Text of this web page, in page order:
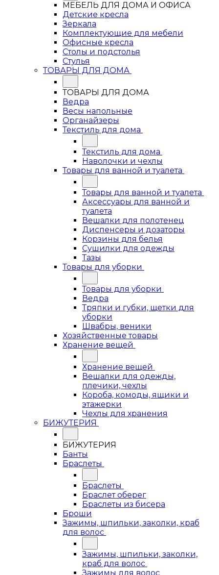
МЕБЕЛЬ ДЛЯ ДОМА И ОФИСА
Детские кресла
Зеркала
Комплектующие для мебели
Офисные кресла
Столы и подстолья
Стулья
ТОВАРЫ ДЛЯ ДОМА
ТОВАРЫ ДЛЯ ДОМА
Ведра
Весы напольные
Органайзеры
Текстиль для дома
Текстиль для дома
Наволочки и чехлы
Товары для ванной и туалета
Товары для ванной и туалета
Аксессуары для ванной и
туалета
Вешалки для полотенец
Диспенсеры и дозаторы
Корзины для белья
Сушилки для одежды
Тазы
Товары для уборки
Товары для уборки
Ведра
Тряпки и губки, щетки для
уборки
Швабры, веники
Хозяйственные товары
Хранение вещей
Хранение вещей
Вешалки для одежды,
плечики, чехлы
Короба, комоды, ящики и
этажерки
Чехлы для хранения
БИЖУТЕРИЯ
БИЖУТЕРИЯ
Банты
Браслеты
Браслеты
Браслет оберег
Браслеты из бисера
Броши
Зажимы, шпильки, заколки, краб
для волос
Зажимы, шпильки, заколки,
краб для волос
Зажимы для волос